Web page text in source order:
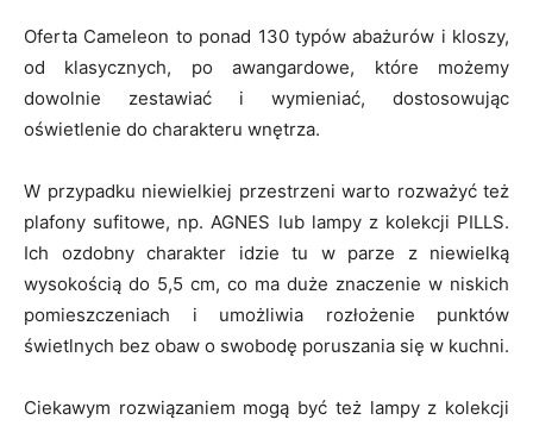
Oferta Cameleon to ponad 130 typów abażurów i kloszy,
od klasycznych, po awangardowe, które możemy
dowolnie zestawiać i wymieniać, dostosowując
oświetlenie do charakteru wnętrza.
W przypadku niewielkiej przestrzeni warto rozważyć też
plafony sufitowe, np. AGNES lub lampy z kolekcji PILLS.
Ich ozdobny charakter idzie tu w parze z niewielką
wysokością do 5,5 cm, co ma duże znaczenie w niskich
pomieszczeniach i umożliwia rozłożenie punktów
świetlnych bez obaw o swobodę poruszania się w kuchni.
Ciekawym rozwiązaniem mogą być też lampy z kolekcji